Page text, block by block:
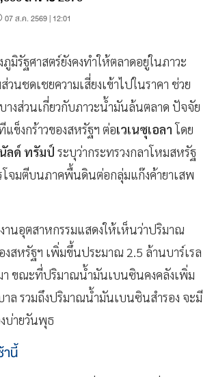
07 ส.ค. 2569 | 12:01
ภูมิรัฐศาสตร์ยังคงทำให้ตลาดอยู่ในภาวะ
วนชดเชยความเสี่ยงเข้าไปในราคา ช่วย
างส่วนเกี่ยวกับภาวะน้ำมันล้นตลาด ปัจจัย
แข็งกร้าวของสหรัฐฯ ต่อเวเนซุเอลาโดย
ลด์ ทรัมป์ ระบุว่ากระทรวงกลาโหมสหรัฐ
โจมตีบนภาคพื้นดินต่อกลุ่มแก๊งค้ายาเสพ
านอุตสาหกรรมแสดงให้เห็นว่าปริมาณ
สหรัฐฯ เพิ่มขึ้นประมาณ 2.5 ล้านบาร์เรล
ขณะที่ปริมาณน้ำมันเบนซินคงคลังเพิ่ม
าล รวมถึงปริมาณน้ำมันเบนซินสำรอง จะมี
บ่ายวันพุธ
านี้